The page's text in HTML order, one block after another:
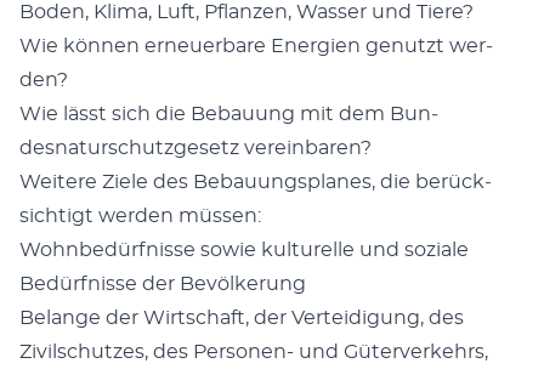
Boden, Kli­ma, Luft, Pflanzen, Wass­er und Tiere?
Wie kön­nen erneuer­bare Energien genutzt wer­
den?
Wie lässt sich die Bebau­ung mit dem Bun­
desnaturschutzge­setz vere­in­baren?
Weit­ere Ziele des Bebau­ungs­planes, die berück­
sichtigt wer­den müssen:
Wohnbedürfnisse sowie kul­turelle und soziale
Bedürfnisse der Bevölkerung
Belange der Wirtschaft, der Vertei­di­gung, des
Zivilschutzes, des Per­so­n­en- und Güter­verkehrs,